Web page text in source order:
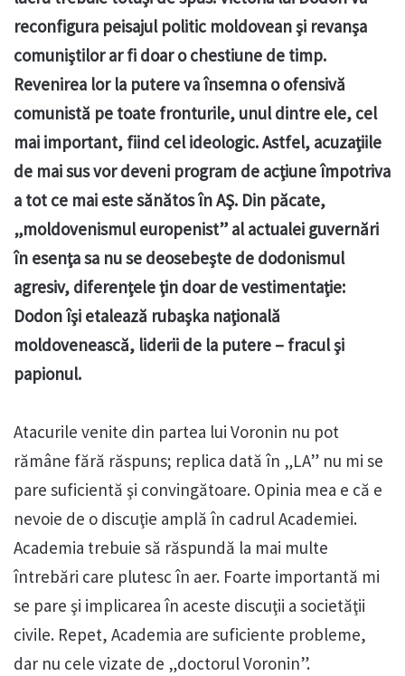
reconfigura peisajul politic moldovean şi revanşa
comuniştilor ar fi doar o chestiune de timp.
Revenirea lor la putere va însemna o ofensivă
comunistă pe toate fronturile, unul dintre ele, cel
mai important, fiind cel ideologic. Astfel, acuzaţiile
de mai sus vor deveni program de acţiune împotriva
a tot ce mai este sănătos în AŞ. Din păcate,
„moldovenismul europenist” al actualei guvernări
în esenţa sa nu se deosebeşte de dodonismul
agresiv, diferenţele ţin doar de vestimentaţie:
Dodon îşi etalează rubaşka naţională
moldovenească, liderii de la putere – fracul şi
papionul.
Atacurile venite din partea lui Voronin nu pot
rămâne fără răspuns; replica dată în „LA” nu mi se
pare suficientă şi convingătoare. Opinia mea e că e
nevoie de o discuţie amplă în cadrul Academiei.
Academia trebuie să răspundă la mai multe
întrebări care plutesc în aer. Foarte importantă mi
se pare şi implicarea în aceste discuţii a societăţii
civile. Repet, Academia are suficiente probleme,
dar nu cele vizate de „doctorul Voronin”.